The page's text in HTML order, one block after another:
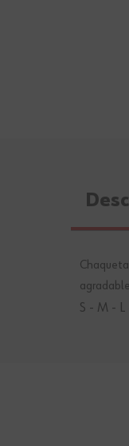
S - M - L